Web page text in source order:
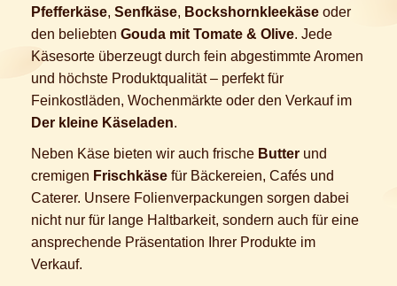
Pfefferkäse, Senfkäse, Bockshornkleekäse oder
den beliebten Gouda mit Tomate & Olive. Jede
Käsesorte überzeugt durch fein abgestimmte Aromen
und höchste Produktqualität – perfekt für
Feinkostläden, Wochenmärkte oder den Verkauf im
Der kleine Käseladen.
Neben Käse bieten wir auch frische Butter und
cremigen Frischkäse für Bäckereien, Cafés und
Caterer. Unsere Folienverpackungen sorgen dabei
nicht nur für lange Haltbarkeit, sondern auch für eine
ansprechende Präsentation Ihrer Produkte im
Verkauf.